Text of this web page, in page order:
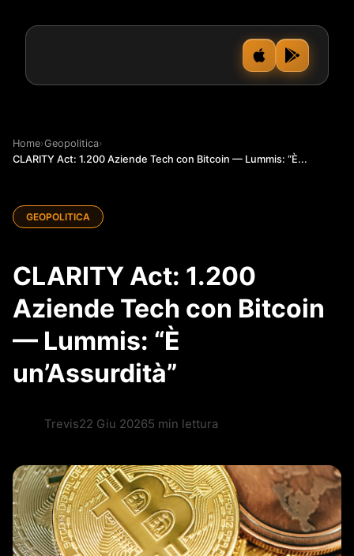
Home›Geopolitica›
CLARITY Act: 1.200 Aziende Tech con Bitcoin — Lummis: “È...
GEOPOLITICA
CLARITY Act: 1.200
Aziende Tech con Bitcoin
— Lummis: “È
un’Assurdità”
Trevis22 Giu 20265 min lettura